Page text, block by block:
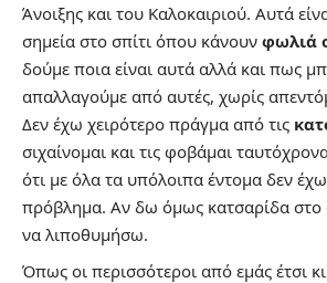
Άνοιξης και του Καλοκαιριού. Αυτά
σημεία στο σπίτι όπου κάνουν φωλιά
δούμε ποια είναι αυτά αλλά και πως
απαλλαγούμε από αυτές, χωρίς
Δεν έχω χειρότερο πράγμα από τις
σιχαίνομαι και τις φοβάμαι
ότι με όλα τα υπόλοιπα έντομα δεν έχω
πρόβλημα. Αν δω όμως κατσαρίδα στο
να λιποθυμήσω.
Όπως οι περισσότεροι από εμάς έτσι